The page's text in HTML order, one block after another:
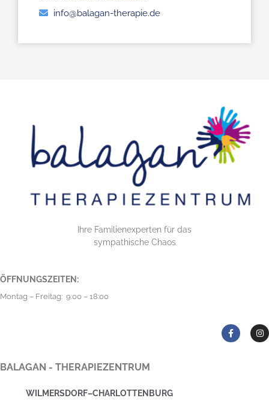
info@balagan-therapie.de
Ihre Familienexperten für das
sympathische Chaos
ÖFFNUNGSZEITEN:
Montag – Freitag: 9:00 – 18:00
BALAGAN - THERAPIEZENTRUM
WILMERSDORF–CHARLOTTENBURG